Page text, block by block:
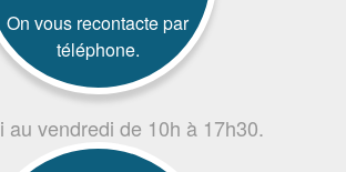
On vous recontacte par
téléphone.
au vendredi de 10h à 17h30.